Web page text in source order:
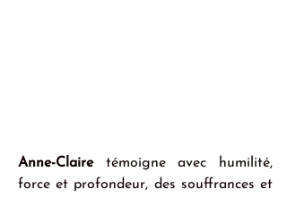
Anne-Claire témoigne avec humilité,
force et profondeur, des souffrances et